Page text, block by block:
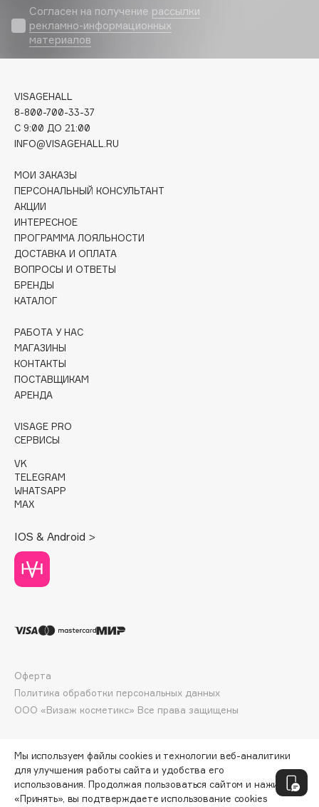
Cettua
Chupa Chups
Clarins Precious
Clinique
Clive Christian
Collagenina
Consly
Corimo
CosRX
Cottolina
Crescina
Cunzite
D
d'Alba
DARLING*
Darphin
Davines
Deonica
Dior
Divage
Dolce & Gabbana
DP Daily Perfection
Dr.Althea
Dr.Ceuracle
Dyson
Согласен на получение рассылки
рекламно-информационных
материалов
VISAGEHALL
8-800-700-33-37
C 9:00 ДО 21:00
INFO@VISAGEHALL.RU
МОИ ЗАКАЗЫ
ПЕРСОНАЛЬНЫЙ КОНСУЛЬТАНТ
АКЦИИ
ИНТЕРЕСНОЕ
ПРОГРАММА ЛОЯЛЬНОСТИ
ДОСТАВКА И ОПЛАТА
ВОПРОСЫ И ОТВЕТЫ
БРЕНДЫ
КАТАЛОГ
РАБОТА У НАС
МАГАЗИНЫ
КОНТАКТЫ
ПОСТАВЩИКАМ
АРЕНДА
VISAGE PRO
СЕРВИСЫ
VK
TELEGRAM
WHATSAPP
MAX
IOS & Android >
ООО «Визаж косметикс» Все права защищены
Оферта
Политика обработки персональных данных
Мы используем файлы cookies и технологии веб-аналитики
для улучшения работы сайта и удобства его
использования. Продолжая пользоваться сайтом и нажимая
«Принять», вы подтверждаете использование cookies